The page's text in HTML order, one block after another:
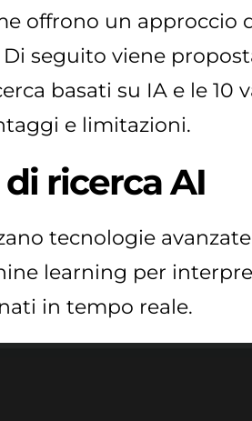
offrono un approccio
seguito viene
basati su IA e le
e limitazioni.
ricerca AI
tecnologie
learning per
in tempo reale.